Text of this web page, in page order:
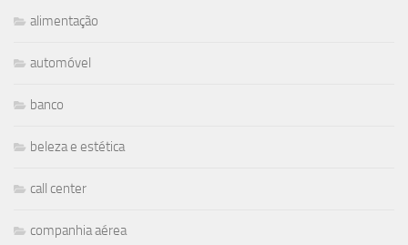
alimentação
automóvel
banco
beleza e estética
call center
companhia aérea